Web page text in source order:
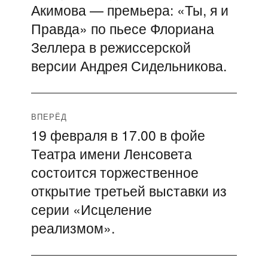
записям
Акимова — премьера: «Ты, я и
Правда» по пьесе Флориана
Зеллера в режиссерской
версии Андрея Сидельникова.
ВПЕРЁД
Следующая
запись:
19 февраля в 17.00 в фойе
Театра имени Ленсовета
состоится торжественное
открытие третьей выставки из
серии «Исцеление
реализмом».